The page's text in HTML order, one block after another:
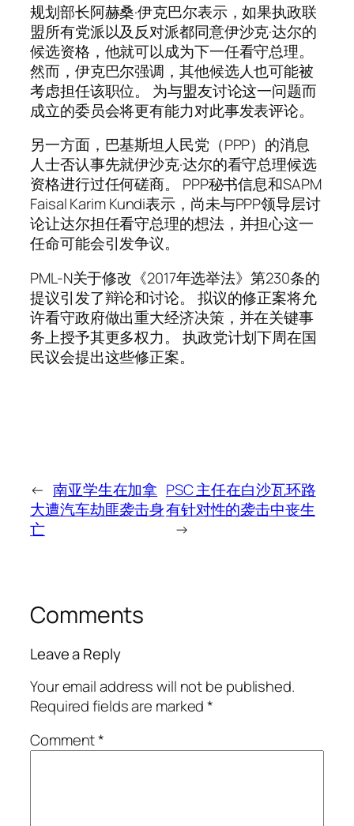
规划部长阿赫桑·伊克巴尔表示，如果执政联
盟所有党派以及反对派都同意伊沙克·达尔的
候选资格，他就可以成为下一任看守总理。
然而，伊克巴尔强调，其他候选人也可能被
考虑担任该职位。 为与盟友讨论这一问题而
成立的委员会将更有能力对此事发表评论。
另一方面，巴基斯坦人民党（PPP）的消息
人士否认事先就伊沙克·达尔的看守总理候选
资格进行过任何磋商。 PPP秘书信息和SAPM
Faisal Karim Kundi表示，尚未与PPP领导层讨
论让达尔担任看守总理的想法，并担心这一
任命可能会引发争议。
PML-N关于修改《2017年选举法》第230条的
提议引发了辩论和讨论。 拟议的修正案将允
许看守政府做出重大经济决策，并在关键事
务上授予其更多权力。 执政党计划下周在国
民议会提出这些修正案。
← 南亚学生在加拿
大遭汽车劫匪袭击身
亡
PSC 主任在白沙瓦环路
有针对性的袭击中丧生
→
Comments
Leave a Reply
Your email address will not be published.
Required fields are marked*
Comment*